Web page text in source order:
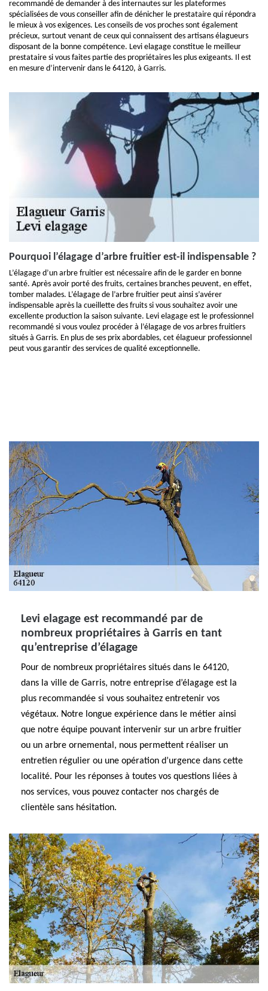
recommandé de demander à des internautes sur les plateformes
spécialisées de vous conseiller afin de dénicher le prestataire qui répondra
le mieux à vos exigences. Les conseils de vos proches sont également
précieux, surtout venant de ceux qui connaissent des artisans élagueurs
disposant de la bonne compétence. Levi elagage constitue le meilleur
prestataire si vous faites partie des propriétaires les plus exigeants. Il est
en mesure d’intervenir dans le 64120, à Garris.
Pourquoi l’élagage d’arbre fruitier est-il indispensable ?
L’élagage d’un arbre fruitier est nécessaire afin de le garder en bonne
santé. Après avoir porté des fruits, certaines branches peuvent, en effet,
tomber malades. L’élagage de l’arbre fruitier peut ainsi s’avérer
indispensable après la cueillette des fruits si vous souhaitez avoir une
excellente production la saison suivante. Levi elagage est le professionnel
recommandé si vous voulez procéder à l’élagage de vos arbres fruitiers
situés à Garris. En plus de ses prix abordables, cet élagueur professionnel
peut vous garantir des services de qualité exceptionnelle.
Levi elagage est recommandé par de
nombreux propriétaires à Garris en tant
qu’entreprise d’élagage
Pour de nombreux propriétaires situés dans le 64120,
dans la ville de Garris, notre entreprise d’élagage est la
plus recommandée si vous souhaitez entretenir vos
végétaux. Notre longue expérience dans le métier ainsi
que notre équipe pouvant intervenir sur un arbre fruitier
ou un arbre ornemental, nous permettent réaliser un
entretien régulier ou une opération d’urgence dans cette
localité. Pour les réponses à toutes vos questions liées à
nos services, vous pouvez contacter nos chargés de
clientèle sans hésitation.